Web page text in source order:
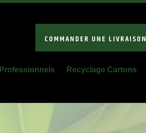
COMMANDER UNE LIVRAISON
Professionnels Recyclage Cartons